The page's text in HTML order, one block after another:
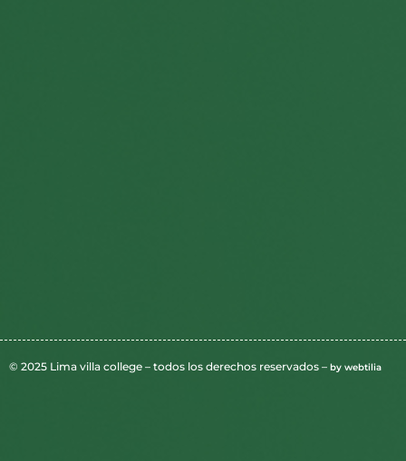
© 2025 Lima villa college – todos los derechos reservados – by webtilia